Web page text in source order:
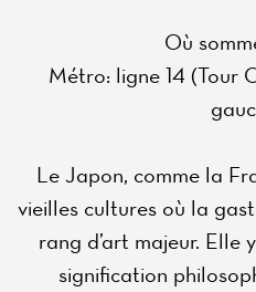
Où
Métro: ligne 14 (Tour
Le Japon, comme la
vieilles cultures où la
rang d’art majeur. Elle
signification